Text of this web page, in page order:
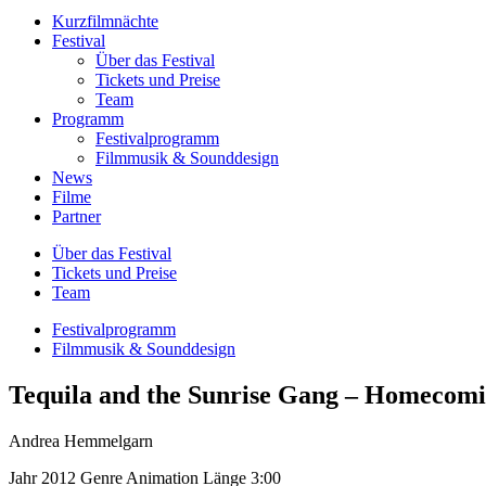
Kurzfilmnächte
Festival
Über das Festival
Tickets und Preise
Team
Programm
Festivalprogramm
Filmmusik & Sounddesign
News
Filme
Partner
Über das Festival
Tickets und Preise
Team
Festivalprogramm
Filmmusik & Sounddesign
Tequila and the Sunrise Gang –
Andrea Hemmelgarn
Jahr2012 Genre Animation Länge 3:00